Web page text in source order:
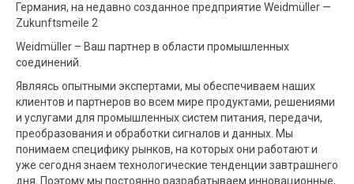
Германия, на недавно созданное предприятие Weidmüller —
Zukunftsmeile 2
Weidmüller – Ваш партнер в области промышленных
соединений.
Являясь опытными экспертами, мы обеспечиваем наших
клиентов и партнеров во всем мире продуктами, решениями
и услугами для промышленных систем питания, передачи,
преобразования и обработки сигналов и данных. Мы
понимаем специфику рынков, на которых они работают и
уже сегодня знаем технологические тенденции завтрашнего
дня. Поэтому мы постоянно разрабатываем инновационные,